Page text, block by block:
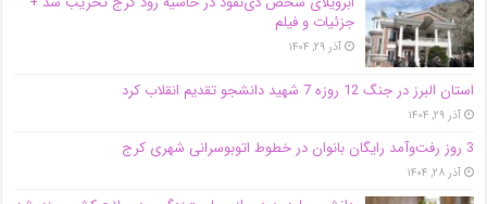
جزئیات و فیلم
آذر ۲۹, ۱۴۰۴
استان البرز در جنگ 12 روزه 7 شهید دانشجو تقدیم انقلاب کرد
آذر ۲۹, ۱۴۰۴
3 روز رفت‌وآمد رایگان بانوان در خطوط اتوبوسرانی شهری کرج
آذر ۲۸, ۱۴۰۴